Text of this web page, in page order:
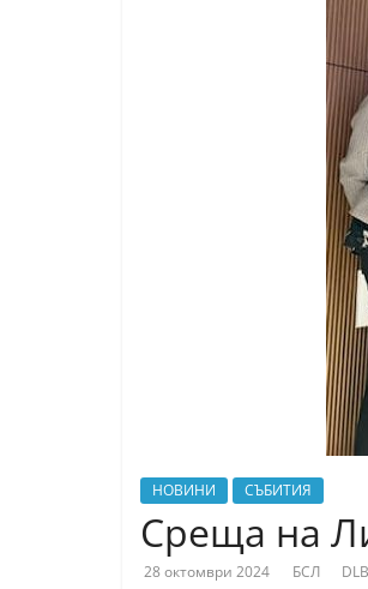
НОВИНИ СЪБИТИЯ
Среща на
28 октомври 2024 БСЛ